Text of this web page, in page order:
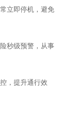
立即停机，避免
秒级预警，从事
，提升通行效